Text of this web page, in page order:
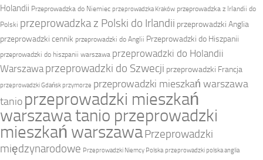
Holandii Przeprowadzka do Niemiec przeprowadzka Kraków przeprowadzka z Irlandii do
Polski przeprowadzka z Polski do Irlandii przeprowadzki Anglia
przeprowadzki cennik przeprowadzki do Anglii Przeprowadzki do Hiszpanii
przeprowadzki do hiszpanii warszawa przeprowadzki do Holandii
Warszawa przeprowadzki do Szwecji przeprowadzki Francja
przeprowadzki Gdańsk przymorze przeprowadzki mieszkań warszawa
tanio przeprowadzki mieszkań
warszawa tanio przeprowadzki
mieszkań warszawaPrzeprowadzki
międzynarodowe Przeprowadzki Niemcy Polska przeprowadzki polska anglia